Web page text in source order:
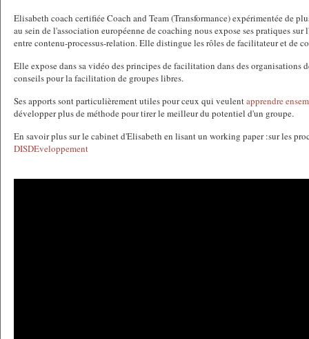
Elisabeth coach certifiée Coach and Team (Transformance) expérimentée de
au sein de l'association européenne de coaching nous expose ses pratiques
entre contenu-processus-relation. Elle distingue les rôles de facilitateur et de
Elle expose dans sa vidéo des principes de facilitation dans des organisations
conseils pour la facilitation de groupes libres.
Ses apports sont particulièrement utiles pour ceux qui veulentapprendre
développer plus de méthode pour tirer le meilleur du potentiel d'un groupe.
En savoir plus sur le cabinet d'Elisabeth en lisant un working paper :sur les
DISDEveloppement